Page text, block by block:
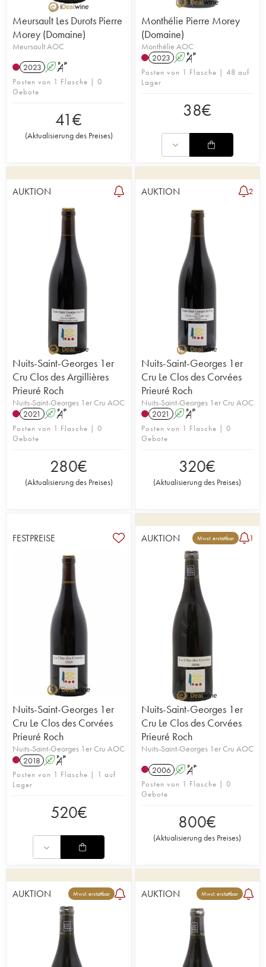
Meursault Les Durots Pierre
Morey (Domaine)
Meursault AOC
2023 A S
Posten von 1 Flasche | 0
Gebote
41€
(Aktualisierung des Preises)
Monthélie Pierre Morey
(Domaine)
Monthélie AOC
2023 A S
Posten von 1 Flasche | 48 auf
Lager
38€
AUKTION
Nuits-Saint-Georges 1er
Cru Clos des Argillières
Prieuré Roch
Nuits-Saint-Georges 1er Cru AOC
2021
A S
Posten von 1 Flasche | 0
Gebote
280€
(Aktualisierung des Preises)
AUKTION 2
Nuits-Saint-Georges 1er
Cru Le Clos des Corvées
Prieuré Roch
Nuits-Saint-Georges 1er Cru AOC
2021 A S
Posten von 1 Flasche | 0
Gebote
320€
(Aktualisierung des Preises)
FESTPREISE
Nuits-Saint-Georges 1er
Cru Le Clos des Corvées
Prieuré Roch
Nuits-Saint-Georges 1er Cru AOC
2018 A S
Posten von 1 Flasche | 1 auf
Lager
520€
AUKTION Mwst. erstattbar 1
Nuits-Saint-Georges 1er
Cru Le Clos des Corvées
Prieuré Roch
Nuits-Saint-Georges 1er Cru AOC
2006 A S
Posten von 1 Flasche | 0
Gebote
800€
(Aktualisierung des Preises)
AUKTION Mwst. erstattbar AUKTION Mwst. erstattbar